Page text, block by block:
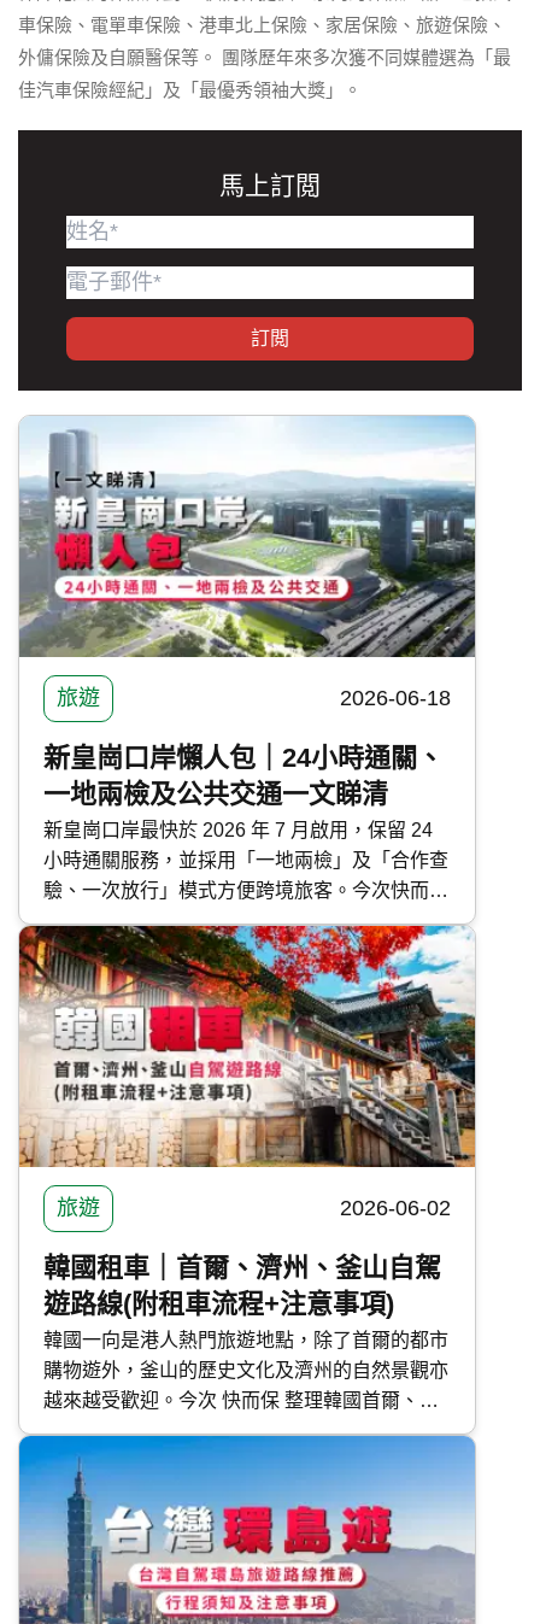
車保險、電單車保險、港車北上保險、家居保險、旅遊保險、
外傭保險及自願醫保等。 團隊歷年來多次獲不同媒體選為「最
佳汽車保險經紀」及「最優秀領袖大獎」。
馬上訂閲
訂閲
旅遊 2026-06-18
新皇崗口岸懶人包｜24小時通關、
一地兩檢及公共交通一文睇清
新皇崗口岸最快於 2026 年 7 月啟用，保留 24
小時通關服務，並採用「一地兩檢」及「合作查
驗、一次放行」模式方便跨境旅客。今次快而保
整合新皇崗口岸通關資訊、運作模式及公共交通
路線，一文了解深港通關最新消息。
旅遊 2026-06-02
韓國租車｜首爾、濟州、釜山自駕
遊路線(附租車流程+注意事項)
韓國一向是港人熱門旅遊地點，除了首爾的都市
購物遊外，釜山的歷史文化及濟州的自然景觀亦
越來越受歡迎。今次 快而保 整理韓國首爾、濟
州及釜山自駕遊路線，並分享韓國租車流程及注
意事項。